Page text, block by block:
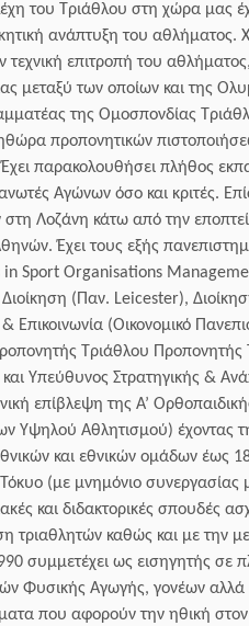
του Τριάθλου στη χώρα μας
ανάπτυξη του αθλήματος.
επιτροπή του
μεταξύ των οποίων και της
της Ομοσπονδίας
προπονητικών
παρακολουθήσει πλήθος
Αγώνων όσο και κριτές.
Λοζάνη κάτω από την
Έχει τους εξής
in Sport Organisations
(Παν. Leicester),
Επικοινωνία (Οικονομικό
Τριάθλου Προπονητής
Υπεύθυνος Στρατηγικής &
επίβλεψη της Α’
Υψηλού Αθλητισμού) έχοντας
και εθνικών ομάδων έως
(με μνημόνιο συνεργασίας
και διδακτορικές σπουδές
καθώς και με την
συμμετέχει ως εισηγητής σε
Φυσικής Αγωγής, γονέων αλλά
που αφορούν την ηθική στον